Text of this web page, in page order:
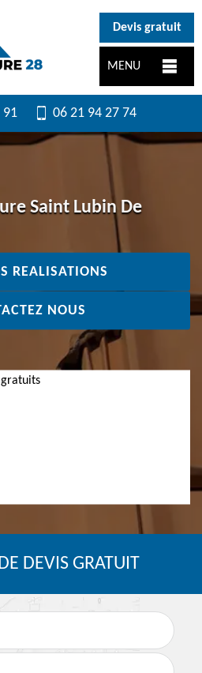
Devis gratuit
MENU
91 06 21 94 27 74
Saint Lubin De
REALISATIONS
NOUS
DEVIS GRATUIT